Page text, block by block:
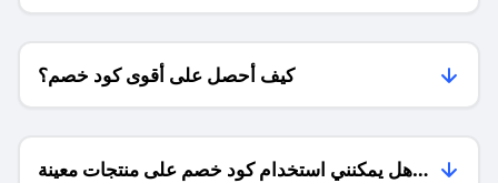
كيف أحصل على أقوى كود خصم؟
هل يمكنني استخدام كود خصم على منتجات معينة